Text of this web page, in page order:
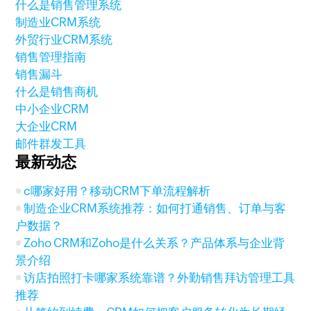
什么是销售管理系统
制造业CRM系统
外贸行业CRM系统
销售管理指南
销售漏斗
什么是销售商机
中小企业CRM
大企业CRM
邮件群发工具
最新动态
c哪家好用？移动CRM下单流程解析
制造企业CRM系统推荐：如何打通销售、订单与客
户数据？
Zoho CRM和Zoho是什么关系？产品体系与企业背
景介绍
访店拍照打卡哪家系统靠谱？外勤销售拜访管理工具
推荐